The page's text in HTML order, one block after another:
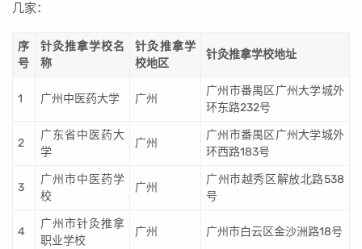
几家：
序
号
针灸推拿学校名
称
针灸推拿学
校地区
针灸推拿学校地址
1 广州中医药大学 广州
广州市番禺区广州大学城外
环东路232号
2
广东省中医药大
学
广州
广州市番禺区广州大学城外
环西路183号
3
广州市中医药学
校
广州
广州市越秀区解放北路538
号
4
广州市针灸推拿
职业学校
广州 广州市白云区金沙洲路18号